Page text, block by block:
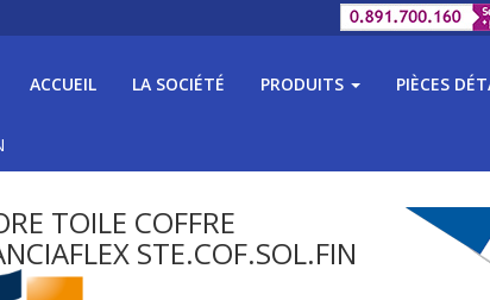
ACCUEIL LA SOCIÉTÉ PRODUITS PIÈCES
TOILE COFFRE
STE.COF.SOL.FIN